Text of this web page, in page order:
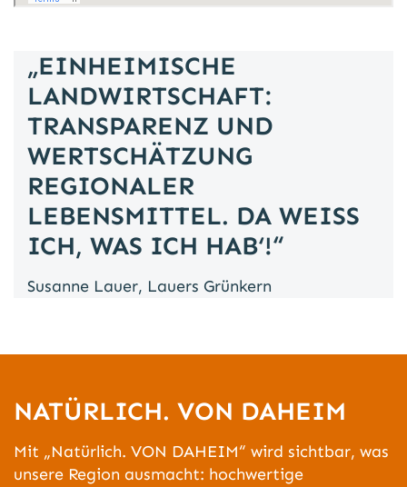
„EINHEIMISCHE
LANDWIRTSCHAFT:
TRANSPARENZ UND
WERTSCHÄTZUNG
REGIONALER
LEBENSMITTEL. DA WEISS I
CH, WAS ICH HAB‘!“
Susanne Lauer, Lauers Grünkern
NATÜRLICH. VON DAHEIM
Mit „Natürlich. VON DAHEIM“ wird sichtbar, was
unsere Region ausmacht: hochwertige